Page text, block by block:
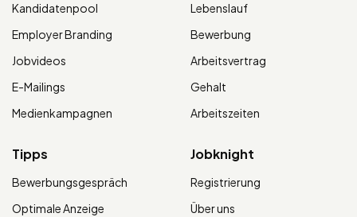
Kandidatenpool
Employer Branding
Jobvideos
E-Mailings
Medienkampagnen
Lebenslauf
Bewerbung
Arbeitsvertrag
Gehalt
Arbeitszeiten
Tipps
Bewerbungsgespräch
Optimale Anzeige
Jobknight
Registrierung
Über uns